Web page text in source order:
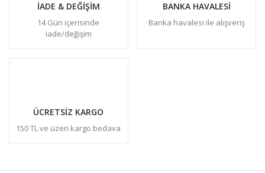
İADE & DEĞİŞİM
14 Gün içerisinde
iade/değişim
BANKA HAVALESİ
Banka havalesi ile alışveriş
ÜCRETSİZ KARGO
150 TL ve üzeri kargo bedava